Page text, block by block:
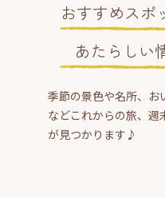
おすすめスポ
あたらしい
季節の景色や名所、お
などこれからの旅、週
が見つかります♪